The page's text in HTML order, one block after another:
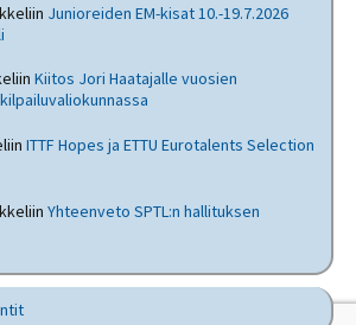
Junioreiden EM-kisat 10.-19.7.2026
Kiitos Jori Haatajalle vuosien
ITTF Hopes ja ETTU Eurotalents Selection
Yhteenveto SPTL:n hallituksen